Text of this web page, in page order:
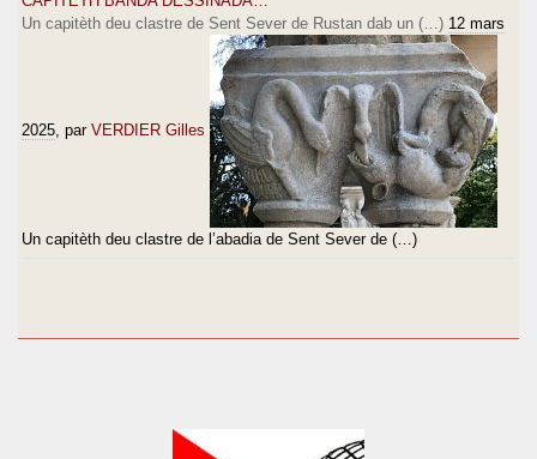
Un capitèth deu clastre de Sent Sever de Rustan dab un (…) 12 mars
2025 , par VERDIER Gilles
Un capitèth deu clastre de l’abadia de Sent Sever de (…)